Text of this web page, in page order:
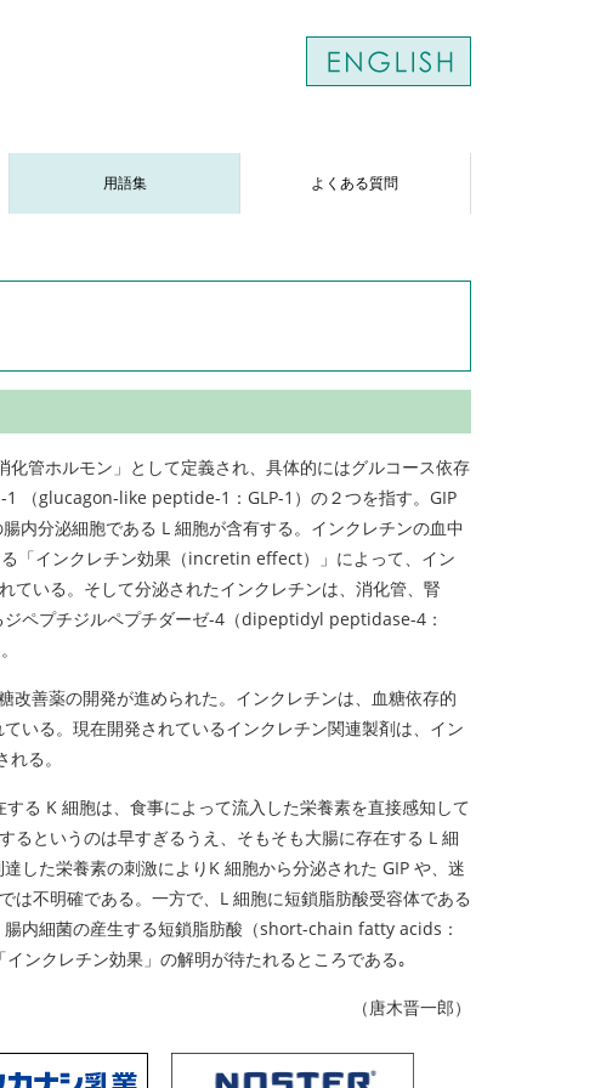
用語集 よくある質問
管ホルモン」として定義され、具体的にはグルコース依存
（glucagon-like peptide-1：GLP-1）の２つを指す。GIP
内分泌細胞である L 細胞が含有する。インクレチンの血中
「インクレチン効果（incretin effect）」によって、イン
いる。そして分泌されたインクレチンは、消化管、腎
ペプチジルペプチダーゼ-4（dipeptidyl peptidase-4：
善薬の開発が進められた。インクレチンは、血糖依存的
いる。現在開発されているインクレチン関連製剤は、イン
る。
る K 細胞は、食事によって流入した栄養素を直接感知して
るというのは早すぎるうえ、そもそも大腸に存在する L 細
した栄養素の刺激によりK 細胞から分泌された GIP や、迷
は不明確である。一方で、L 細胞に短鎖脂肪酸受容体である
内細菌の産生する短鎖脂肪酸（short-chain fatty acids：
ンクレチン効果」の解明が待たれるところである｡
（唐木晋一郎）